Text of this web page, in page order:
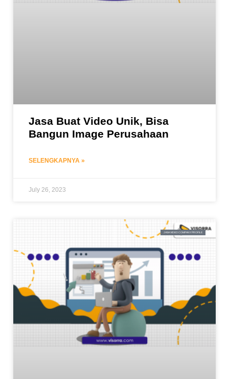
Jasa Buat Video Unik, Bisa
Bangun Image Perusahaan
SELENGKAPNYA »
July 26, 2023
JASA VIDEO COMPANY PROFILE